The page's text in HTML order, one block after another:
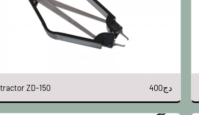
ZD-150 400دج